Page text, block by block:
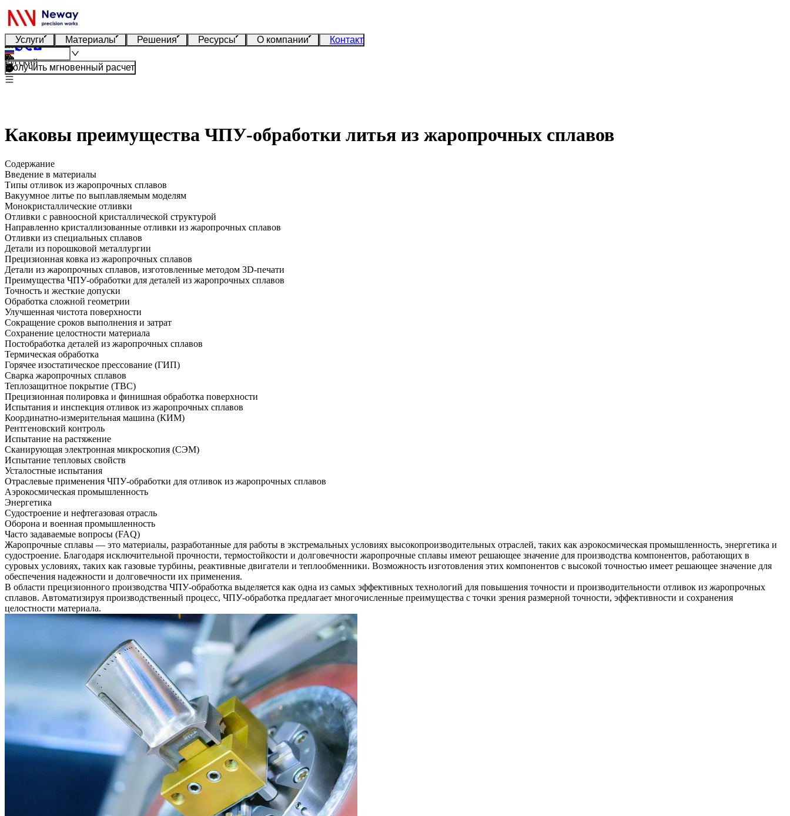
Услуги Материалы Решения Ресурсы О компании Контакт
Русский
Получить мгновенный расчет
Каковы преимущества ЧПУ-обработки литья из жаропрочных сплавов
Содержание
Введение в материалы
Типы отливок из жаропрочных сплавов
Вакуумное литье по выплавляемым моделям
Монокристаллические отливки
Отливки с равноосной кристаллической структурой
Направленно кристаллизованные отливки из жаропрочных сплавов
Отливки из специальных сплавов
Детали из порошковой металлургии
Прецизионная ковка из жаропрочных сплавов
Детали из жаропрочных сплавов, изготовленные методом 3D-печати
Преимущества ЧПУ-обработки для деталей из жаропрочных сплавов
Точность и жесткие допуски
Обработка сложной геометрии
Улучшенная чистота поверхности
Сокращение сроков выполнения и затрат
Сохранение целостности материала
Постобработка деталей из жаропрочных сплавов
Термическая обработка
Горячее изостатическое прессование (ГИП)
Сварка жаропрочных сплавов
Теплозащитное покрытие (TBC)
Прецизионная полировка и финишная обработка поверхности
Испытания и инспекция отливок из жаропрочных сплавов
Координатно-измерительная машина (КИМ)
Рентгеновский контроль
Испытание на растяжение
Сканирующая электронная микроскопия (СЭМ)
Испытание тепловых свойств
Усталостные испытания
Отраслевые применения ЧПУ-обработки для отливок из жаропрочных сплавов
Аэрокосмическая промышленность
Энергетика
Судостроение и нефтегазовая отрасль
Оборона и военная промышленность
Часто задаваемые вопросы (FAQ)
Жаропрочные сплавы — это материалы, разработанные для работы в экстремальных условиях высокопроизводительных отраслей, таких как аэрокосмическая промышленность, энергетика и
судостроение. Благодаря исключительной прочности, термостойкости и долговечности жаропрочные сплавы имеют решающее значение для производства компонентов, работающих в
суровых условиях, таких как газовые турбины, реактивные двигатели и теплообменники. Возможность изготовления этих компонентов с высокой точностью имеет решающее значение для
обеспечения надежности и долговечности их применения.
В области прецизионного производства ЧПУ-обработка выделяется как одна из самых эффективных технологий для повышения точности и производительности отливок из жаропрочных
сплавов. Автоматизируя производственный процесс, ЧПУ-обработка предлагает многочисленные преимущества с точки зрения размерной точности, эффективности и сохранения
целостности материала.